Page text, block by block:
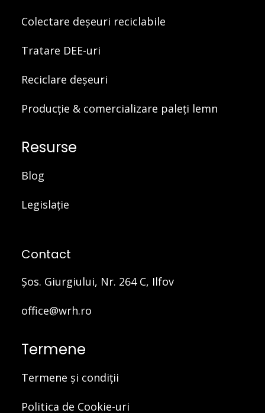
Colectare deșeuri reciclabile
Tratare DEE-uri
Reciclare deșeuri
Producție & comercializare paleți lemn
Resurse
Blog
Legislație
Contact
Şos. Giurgiului, Nr. 264 C, Ilfov
office@wrh.ro
Termene
Termene și condiții
Politica de Cookie-uri